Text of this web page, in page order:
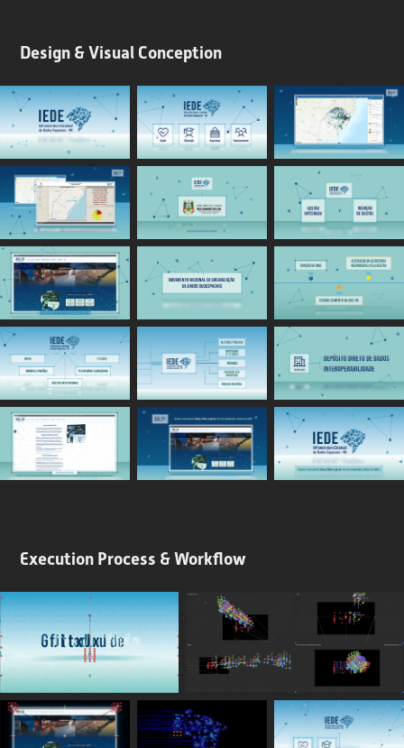
Design & Visual Conception
Execution Process & Workflow